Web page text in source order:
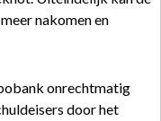
nakomen en
onrechtmatig
door het